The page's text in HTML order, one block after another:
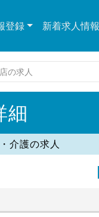
登録 新着求人情報
の求人
細
介護の求人